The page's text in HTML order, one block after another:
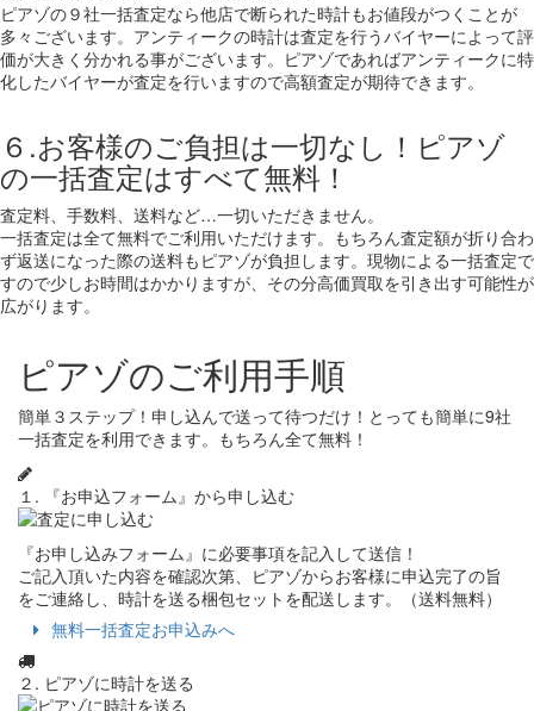
ピアゾの９社一括査定なら他店で断られた時計もお値段がつくことが
多々ございます。アンティークの時計は査定を行うバイヤーによって評
価が大きく分かれる事がございます。ピアゾであればアンティークに特
化したバイヤーが査定を行いますので高額査定が期待できます。
６.お客様のご負担は一切なし！ピアゾ
の一括査定はすべて無料！
査定料、手数料、送料など…一切いただきません。
一括査定は全て無料でご利用いただけます。もちろん査定額が折り合わ
ず返送になった際の送料もピアゾが負担します。現物による一括査定で
すので少しお時間はかかりますが、その分高価買取を引き出す可能性が
広がります。
ピアゾのご利用手順
簡単３ステップ！申し込んで送って待つだけ！とっても簡単に9社
一括査定を利用できます。もちろん全て無料！
１. 『お申込フォーム』から申し込む
『お申し込みフォーム』に必要事項を記入して送信！
ご記入頂いた内容を確認次第、ピアゾからお客様に申込完了の旨
をご連絡し、時計を送る梱包セットを配送します。（送料無料）
無料一括査定お申込みへ
２. ピアゾに時計を送る